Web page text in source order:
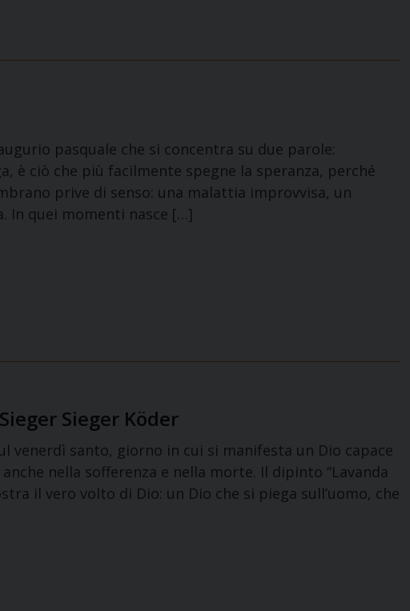
pasquale che si concentra su due parole:
è ciò che più facilmente spegne la speranza, perché
prive di senso: una malattia improvvisa, un
In quei momenti nasce […]
Sieger Köder
venerdì santo, giorno in cui si manifesta un Dio capace
nella sofferenza e nella morte. Il dipinto “Lavanda
il vero volto di Dio: un Dio che si piega sull’uomo, che